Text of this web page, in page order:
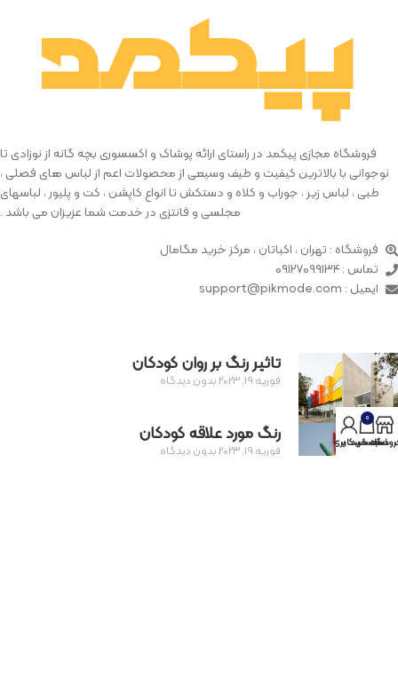
فروشگاه مجازی پیکمد در راستای ارائه پوشاک و اکسسوری بچه گانه از نوزادی تا
نوجوانی با بالاترین کیفیت و طیف وسیعی از محصولات اعم از لباس های فصلی ،
طبی ، لباس زیر ، جوراب و کلاه و دستکش تا انواع کاپشن ، کت و پلیور ، لباسهای
مجلسی و فانتزی در خدمت شما عزیزان می باشد .
فروشگاه : تهران ، اکباتان ، مرکز خرید مگامال
تماس : 09127099134
ایمیل : support@pikmode.com
تاثیر رنگ بر روان کودکان
فوریه 19, 2023 بدون دیدگاه
رنگ مورد علاقه کودکان
فوریه 19, 2023 بدون دیدگاه
0
سبد خرید
حساب کاربری من